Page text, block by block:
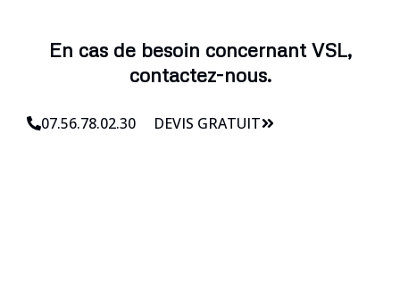
En cas de besoin concernant VSL,
contactez-nous.
07.56.78.02.30 DEVIS GRATUIT